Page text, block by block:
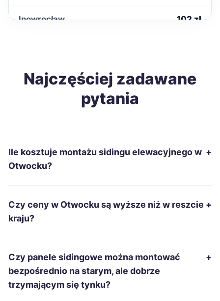
Inowrocław 102 zł
Wałbrzych 104 zł
Tomaszów Mazowiecki
Włocławek 105 zł
Łomża
Żory
Najczęściej zadawane
pytania
Ile kosztuje montażu sidingu elewacyjnego w
Otwocku?
+
Czy ceny w Otwocku są wyższe niż w reszcie
kraju?
+
Czy panele sidingowe można montować
bezpośrednio na starym, ale dobrze
trzymającym się tynku?
+